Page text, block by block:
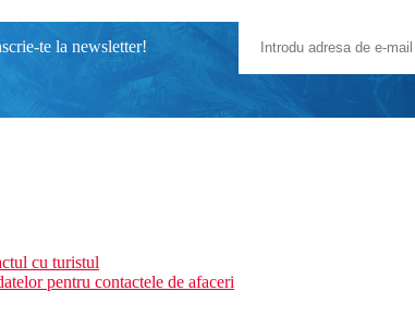
te la newsletter!
cu turistul
pentru contactele de afaceri